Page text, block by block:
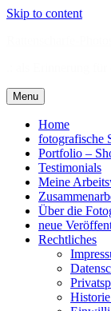
Skip to content
Menu
Home
fotografische
Portfolio –
Testimonials
Meine
Über die
neue
Rechtliches